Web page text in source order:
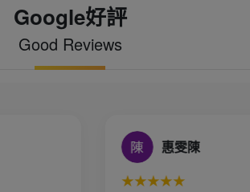
Google好評
Good Reviews